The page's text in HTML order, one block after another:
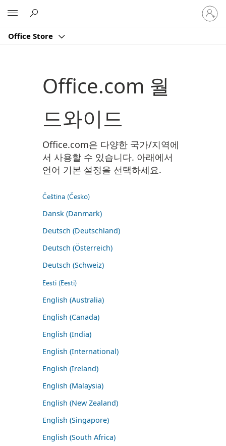
Office Store
귀
하
계
Office.com 월
드와이드
Office.com은 다양한 국가/지역에
서 사용할 수 있습니다. 아래에서
언어 기본 설정을 선택하세요.
Čeština (Česko)
Dansk (Danmark)
Deutsch (Deutschland)
Deutsch (Österreich)
Deutsch (Schweiz)
Eesti (Eesti)
English (Australia)
English (Canada)
English (India)
English (International)
English (Ireland)
English (Malaysia)
English (New Zealand)
English (Singapore)
English (South Africa)